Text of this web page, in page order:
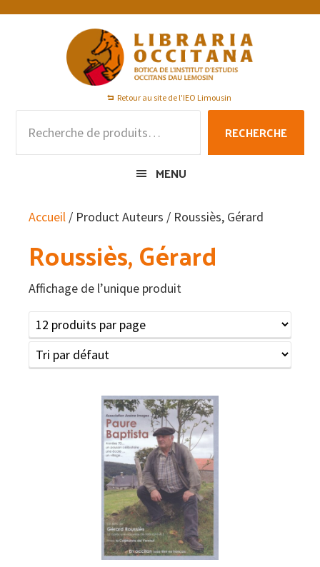
Passer
Passer
Passer
Retour au site de l'IEO Limousin
pour :
RECHERCHE
MENU
Accueil / Product Auteurs / Roussiès, Gérard
Roussiès, Gérard
Affichage de l’unique produit